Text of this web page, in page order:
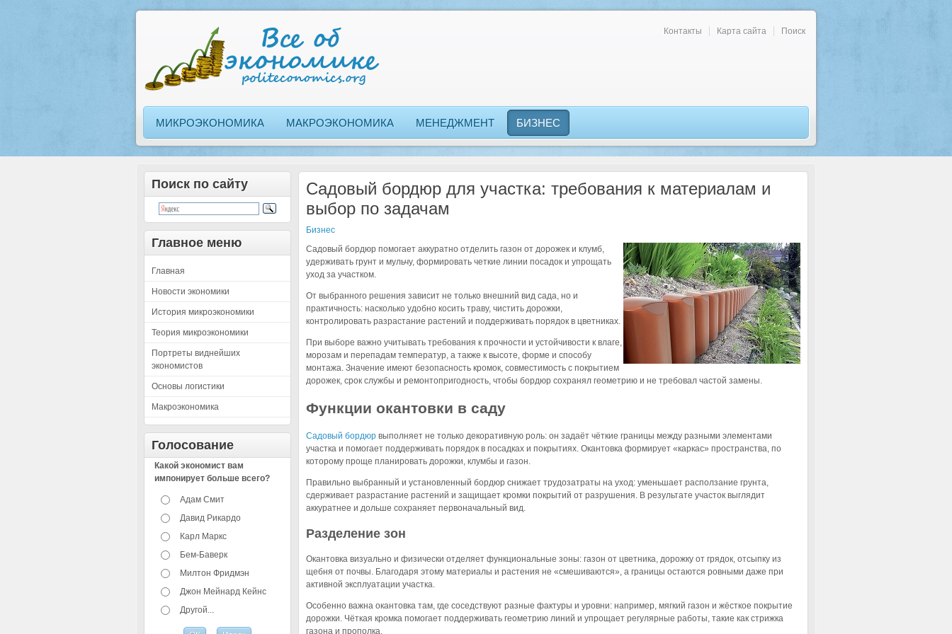
Контакты Карта сайта Поиск
МИКРОЭКОНОМИКА МАКРОЭКОНОМИКА МЕНЕДЖМЕНТ БИЗНЕС
Поиск по сайту
Главное меню
Главная
Новости экономики
История микроэкономики
Теория микроэкономики
Портреты виднейших
экономистов
Основы логистики
Макроэкономика
Голосование
Какой экономист вам
импонирует больше всего?
Адам Смит
Давид Рикардо
Карл Маркс
Бем-Баверк
Милтон Фридмэн
Джон Мейнард Кейнс
Другой...
Садовый бордюр для участка: требования к материалам и
выбор по задачам
Бизнес
Садовый бордюр помогает аккуратно отделить газон от дорожек и клумб,
удерживать грунт и мульчу, формировать четкие линии посадок и упрощать
уход за участком.
От выбранного решения зависит не только внешний вид сада, но и
практичность: насколько удобно косить траву, чистить дорожки,
контролировать разрастание растений и поддерживать порядок в цветниках.
При выборе важно учитывать требования к прочности и устойчивости к влаге,
морозам и перепадам температур, а также к высоте, форме и способу
монтажа. Значение имеют безопасность кромок, совместимость с покрытием
дорожек, срок службы и ремонтопригодность, чтобы бордюр сохранял геометрию и не требовал частой замены.
Функции окантовки в саду
Садовый бордюр выполняет не только декоративную роль: он задаёт чёткие границы между разными элементами
участка и помогает поддерживать порядок в посадках и покрытиях. Окантовка формирует «каркас» пространства, по
которому проще планировать дорожки, клумбы и газон.
Правильно выбранный и установленный бордюр снижает трудозатраты на уход: уменьшает расползание грунта,
сдерживает разрастание растений и защищает кромки покрытий от разрушения. В результате участок выглядит
аккуратнее и дольше сохраняет первоначальный вид.
Разделение зон
Окантовка визуально и физически отделяет функциональные зоны: газон от цветника, дорожку от грядок, отсыпку из
щебня от почвы. Благодаря этому материалы и растения не «смешиваются», а границы остаются ровными даже при
активной эксплуатации участка.
Особенно важна окантовка там, где соседствуют разные фактуры и уровни: например, мягкий газон и жёсткое покрытие
дорожки. Чёткая кромка помогает поддерживать геометрию линий и упрощает регулярные работы, такие как стрижка
газона и прополка.